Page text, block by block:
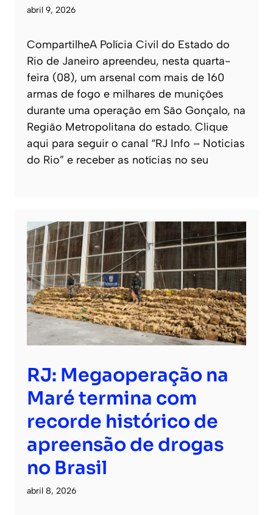
abril 9, 2026
CompartilheA Polícia Civil do Estado do
Rio de Janeiro apreendeu, nesta quarta-
feira (08), um arsenal com mais de 160
armas de fogo e milhares de munições
durante uma operação em São Gonçalo, na
Região Metropolitana do estado. Clique
aqui para seguir o canal “RJ Info – Noticias
do Rio” e receber as notícias no seu
RJ: Megaoperação na
Maré termina com
recorde histórico de
apreensão de drogas
no Brasil
abril 8, 2026